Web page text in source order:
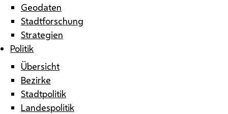
Geodaten
Stadtforschung
Strategien
Politik
Übersicht
Bezirke
Stadtpolitik
Landespolitik